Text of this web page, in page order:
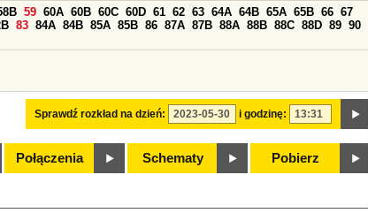
Sprawdź rozkład na dzień: i godzinę:
59 60A 60B 60C 60D 61 62 63 64A 64B 65A 65B 66 67
83 84A 84B 85A 85B 86 87A 87B 88A 88B 88C 88D 89 90
Połączenia Schematy Pobierz